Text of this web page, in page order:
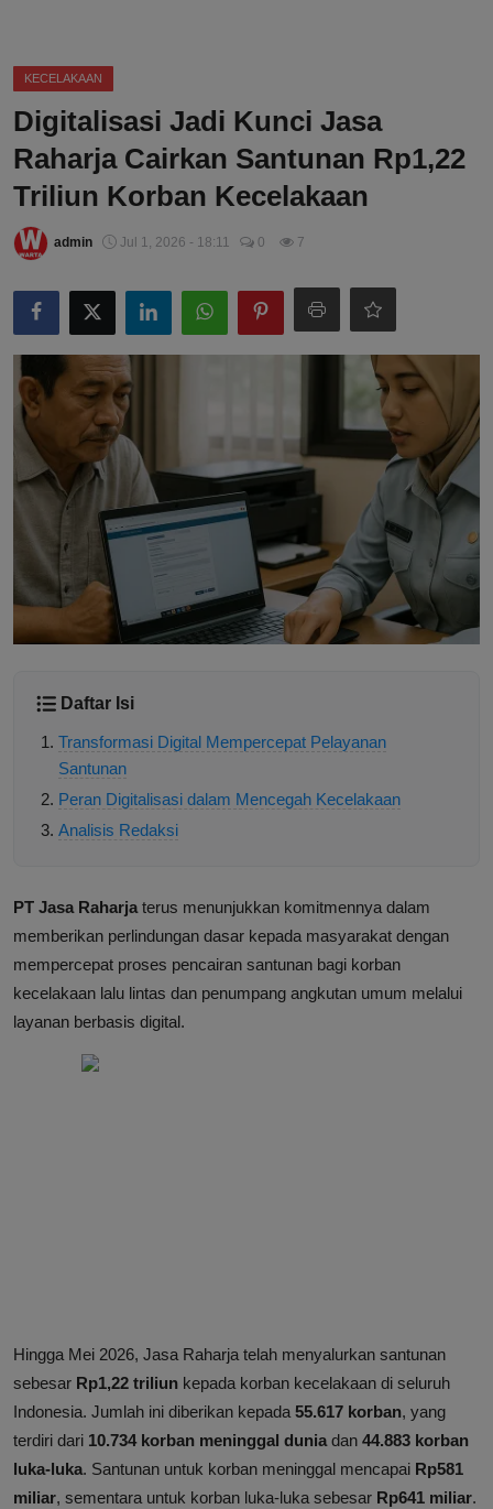
KECELAKAAN
Digitalisasi Jadi Kunci Jasa
Raharja Cairkan Santunan Rp1,22
Triliun Korban Kecelakaan
admin Jul 1, 2026 - 18:11 0 7
Daftar Isi
Transformasi Digital Mempercepat Pelayanan
Santunan
Peran Digitalisasi dalam Mencegah Kecelakaan
Analisis Redaksi
PT Jasa Raharja terus menunjukkan komitmennya dalam
memberikan perlindungan dasar kepada masyarakat dengan
mempercepat proses pencairan santunan bagi korban
kecelakaan lalu lintas dan penumpang angkutan umum melalui
layanan berbasis digital.
Hingga Mei 2026, Jasa Raharja telah menyalurkan santunan
sebesar Rp1,22 triliun kepada korban kecelakaan di seluruh
Indonesia. Jumlah ini diberikan kepada 55.617 korban, yang
terdiri dari 10.734 korban meninggal dunia dan 44.883 korban
luka-luka. Santunan untuk korban meninggal mencapai Rp581
miliar, sementara untuk korban luka-luka sebesar Rp641 miliar.